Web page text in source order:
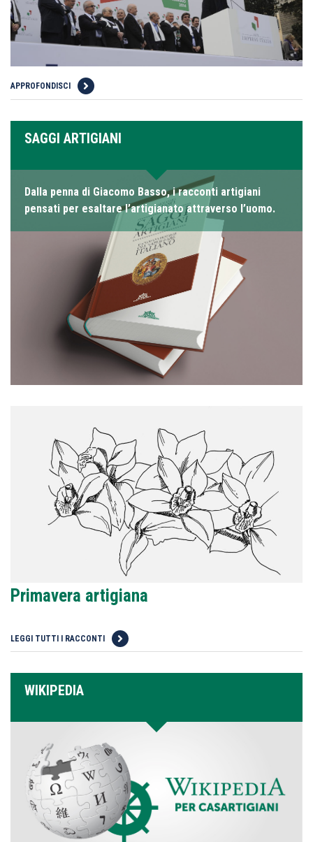
APPROFONDISCI
SAGGI ARTIGIANI
Dalla penna di Giacomo Basso, i racconti artigiani
pensati per esaltare l’artigianato attraverso l’uomo.
Primavera artigiana
LEGGI TUTTI I RACCONTI
WIKIPEDIA